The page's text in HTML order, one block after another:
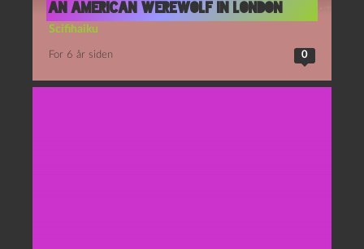
An American Werewolf in London
Scifihaiku
For 6 år siden 0